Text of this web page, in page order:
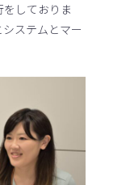
しておりま
ステムとマー